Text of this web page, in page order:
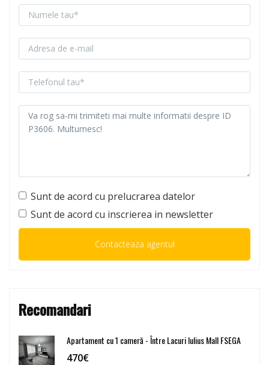
Sunt de acord cu prelucrarea datelor
Sunt de acord cu inscrierea in newsletter
Recomandari
Apartament cu 1 cameră - Între Lacuri Iulius Mall FSEGA
470€